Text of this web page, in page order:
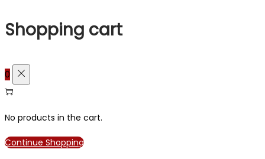
Shopping cart
0
No products in the cart.
Continue Shopping